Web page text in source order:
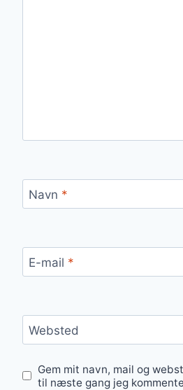
Navn *
E-mail *
Websted
Gem mit navn, mail og
til næste gang jeg